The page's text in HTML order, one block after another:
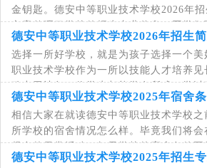
金钥匙。德安中等职业技术学校2026年招
文章整理了学校的招生专业信息，同学
合自己的专业就读，德安中等职业技术学
德安中等职业技术学校2026年招生
选择一所好学校，就是为孩子选择一个
职业技术学校作为一所以技能人才培养见
致力于让每一位学生都能学有所成、学
简介，您将全面获悉我校的师资力量、教
德安中等职业技术学校2025年宿舍
相信大家在就读德安中等职业技术学校
所学校的宿舍情况怎么样。毕竟我们将会
很多的日常活动，如果学校的宿舍条件
生活带来影响。小编建议，同学们最好结
德安中等职业技术学校2025年招生